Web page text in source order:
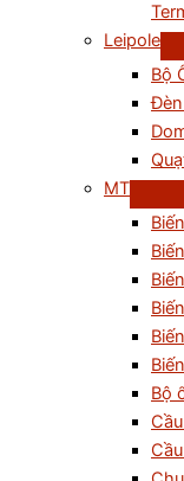
Leipole
Bộ
MT
Bộ